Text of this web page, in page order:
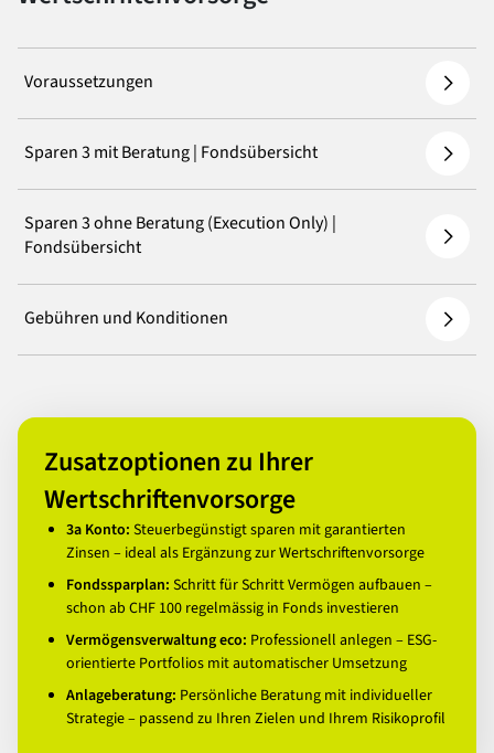
Voraussetzungen
Sparen 3 mit Beratung | Fondsübersicht
Sparen 3 ohne Beratung (Execution Only) |
Fondsübersicht
Gebühren und Konditionen
Zusatzoptionen zu Ihrer
Wertschriftenvorsorge
3a Konto: Steuerbegünstigt sparen mit garantierten
Zinsen – ideal als Ergänzung zur Wertschriftenvorsorge
Fondssparplan: Schritt für Schritt Vermögen aufbauen –
schon ab CHF 100 regelmässig in Fonds investieren
Vermögensverwaltung eco: Professionell anlegen – ESG-
orientierte Portfolios mit automatischer Umsetzung
Anlageberatung: Persönliche Beratung mit individueller
Strategie – passend zu Ihren Zielen und Ihrem Risikoprofil